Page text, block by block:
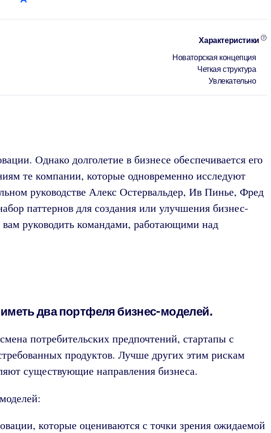
Характеристики
Новаторская концепция
Четкая структура
Увлекательно
Однако долголетие в бизнесе обеспечивается его
те компании, которые одновременно исследуют
руководстве Алекс Остервальдер, Ив Пинье, Фред
паттернов для создания или улучшения бизнес-
руководить командами, работающими над
два портфеля бизнес-моделей.
потребительских предпочтений, стартапы с
продуктов. Лучше других этим рискам
существующие направления бизнеса.
которые оцениваются с точки зрения ожидаемой